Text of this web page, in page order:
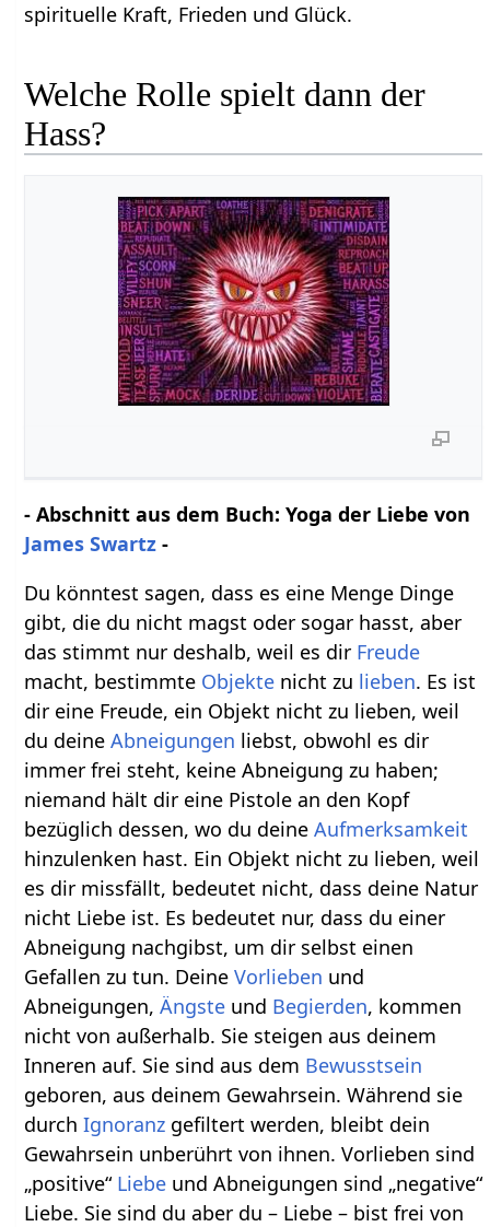
spirituelle Kraft, Frieden und Glück.
Welche Rolle spielt dann der
Hass?
- Abschnitt aus dem Buch: Yoga der Liebe von
James Swartz -
Du könntest sagen, dass es eine Menge Dinge
gibt, die du nicht magst oder sogar hasst, aber
das stimmt nur deshalb, weil es dir Freude
macht, bestimmte Objekte nicht zu lieben. Es ist
dir eine Freude, ein Objekt nicht zu lieben, weil
du deineAbneigungen liebst, obwohl es dir
immer frei steht, keine Abneigung zu haben;
niemand hält dir eine Pistole an den Kopf
bezüglich dessen, wo du deineAufmerksamkeit
hinzulenken hast. Ein Objekt nicht zu lieben, weil
es dir missfällt, bedeutet nicht, dass deine Natur
nicht Liebe ist. Es bedeutet nur, dass du einer
Abneigung nachgibst, um dir selbst einen
Gefallen zu tun. DeineVorlieben und
Abneigungen,Ängste und Begierden, kommen
nicht von außerhalb. Sie steigen aus deinem
Inneren auf. Sie sind aus dem Bewusstsein
geboren, aus deinem Gewahrsein. Während sie
durchIgnoranz gefiltert werden, bleibt dein
Gewahrsein unberührt von ihnen. Vorlieben sind
„positive“ Liebe und Abneigungen sind „negative“
Liebe. Sie sind du aber du – Liebe – bist frei von